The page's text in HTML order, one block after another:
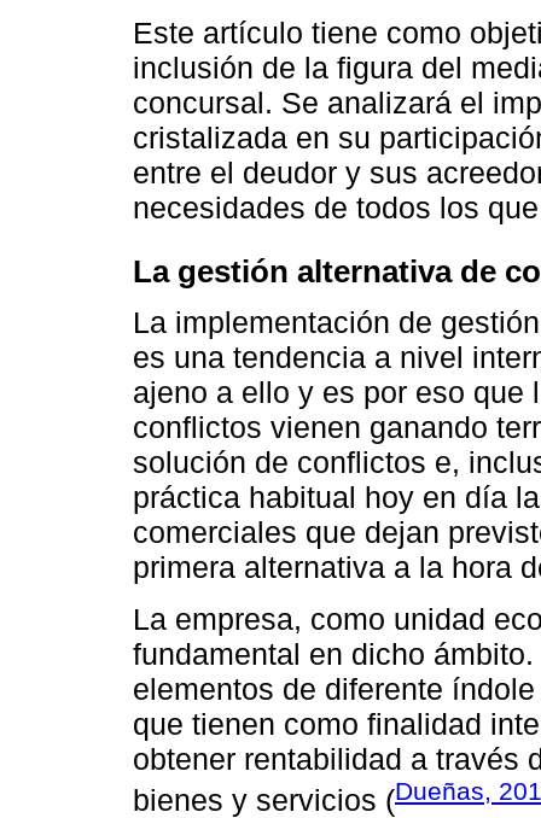
Este artículo tiene como
inclusión de la figura del
concursal. Se analizará el
cristalizada en su
entre el deudor y sus
necesidades de todos los
La gestión alternativa de
La implementación de
es una tendencia a nivel
ajeno a ello y es por eso que
conflictos vienen ganando
solución de conflictos e,
práctica habitual hoy en día
comerciales que dejan
primera alternativa a la hora
La empresa, como unidad
fundamental en dicho
elementos de diferente
que tienen como finalidad
obtener rentabilidad a través
bienes y servicios (Dueñas,